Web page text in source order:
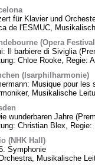
für Klavier und
de l'ESMUC,
(Opera
Il barbiere di Siviglia
Chloe Rooke, Regie:
(Isarphilharmonie)
Musique pour les
Musikalische
wunderbaren Jahre
Christian Blex, Regie:
(NHK Hall)
Symphonie
Musikalische